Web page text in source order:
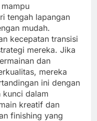
tengah lapangan
mudah.
kecepatan transisi
mereka. Jika
dan
mereka
ini dengan
kunci dalam
kreatif dan
finishing yang